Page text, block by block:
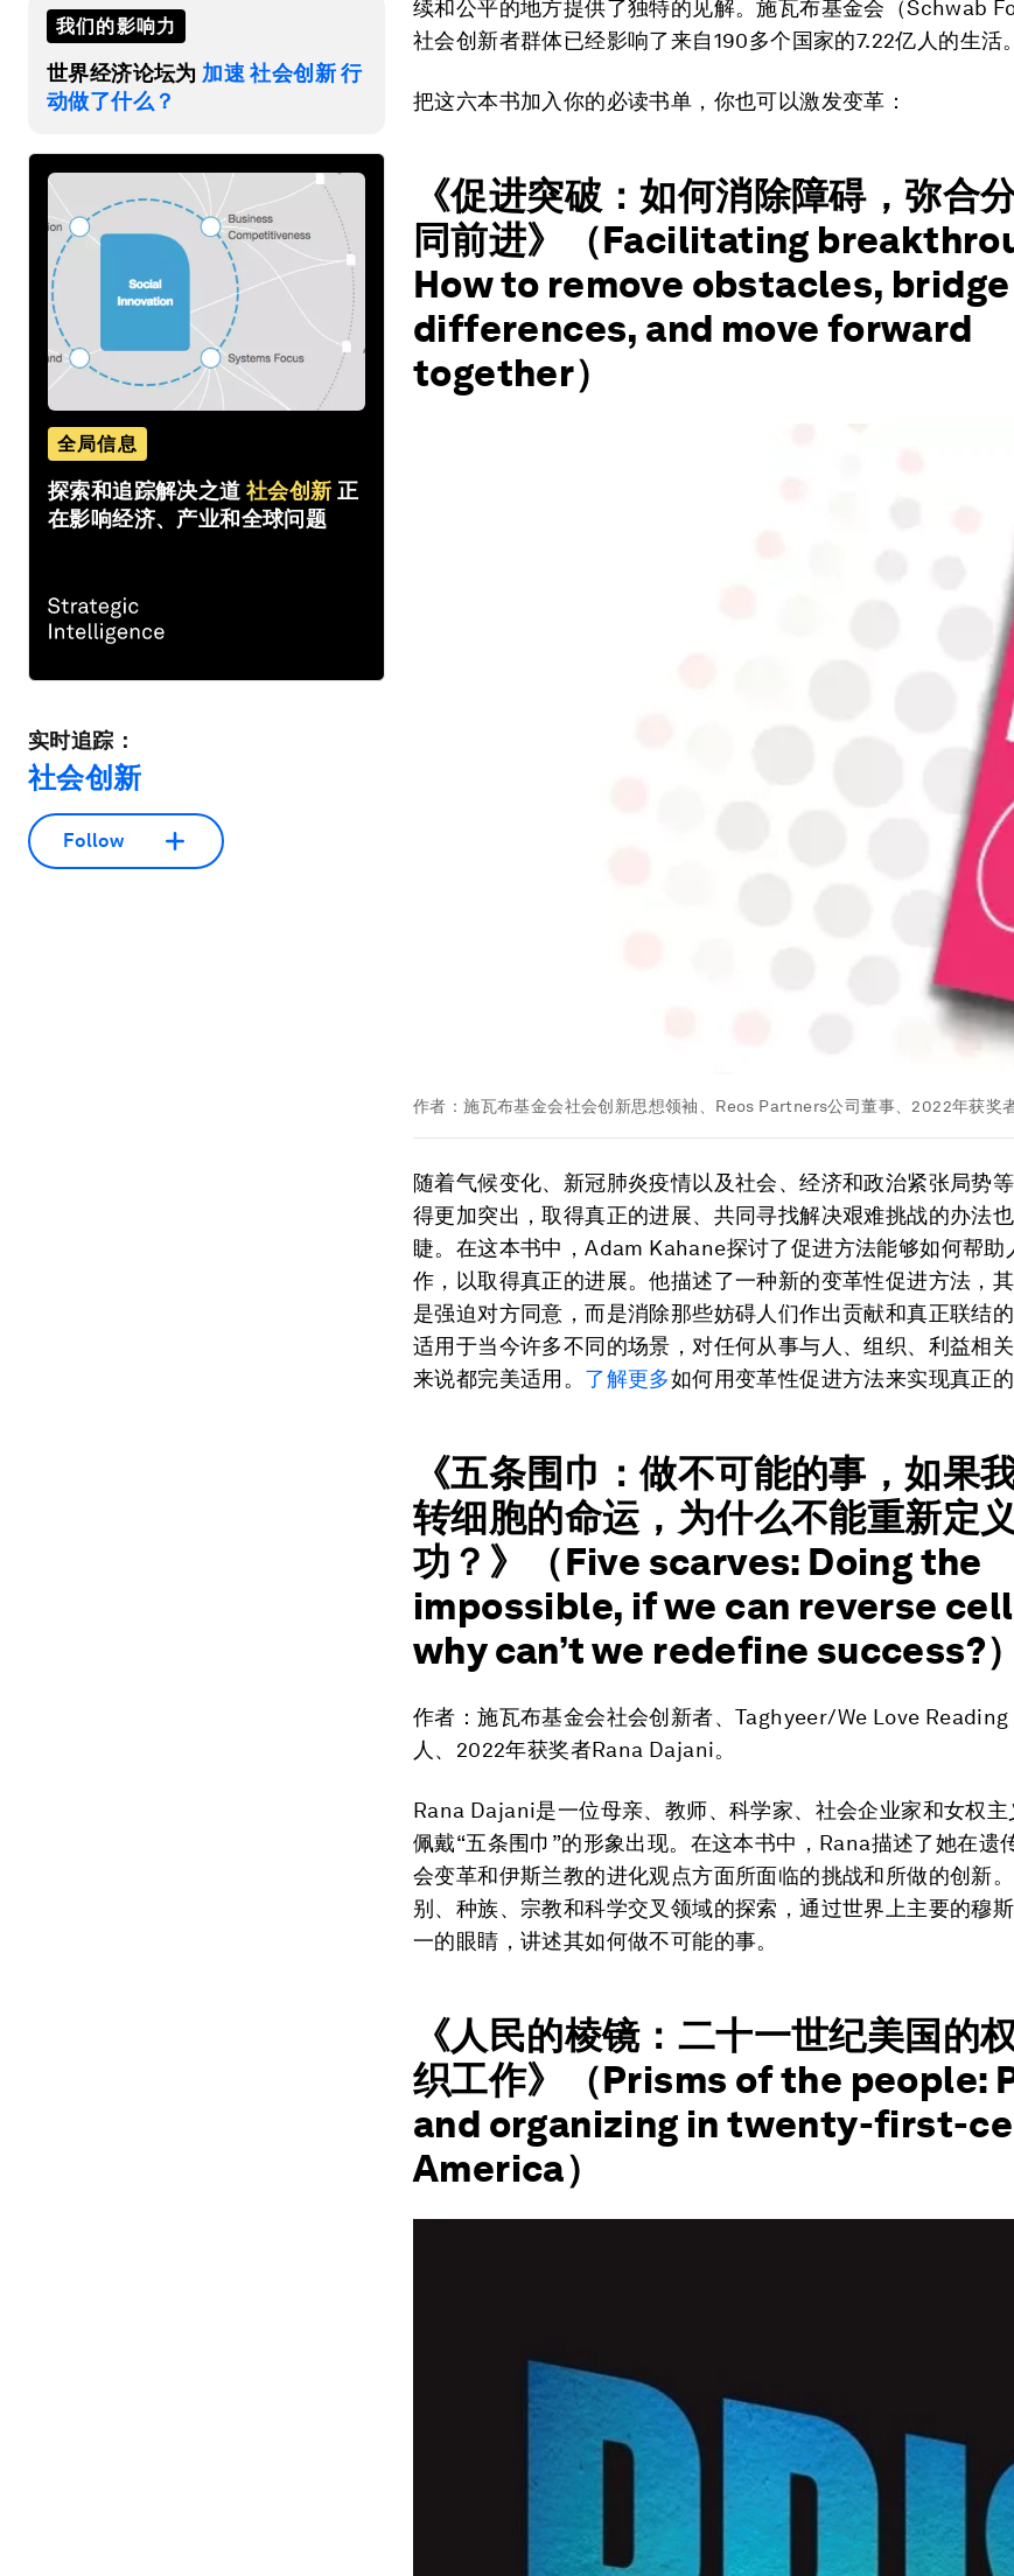
我们的影响力
世界经济论坛为 加速 社会创新 行
动做了什么？
全局信息
探索和追踪解决之道 社会创新 正
在影响经济、产业和全球问题
实时追踪：
社会创新
Follow
续和公平的地方提供了独特的见解。施瓦布基金会（Schwab
社会创新者群体已经影响了来自190多个国家的7.22亿人的生活。
把这六本书加入你的必读书单，你也可以激发变革：
《促进突破：如何消除障碍，弥合
同前进》（Facilitating
How to remove obstacles, bridge
differences, and move forward
together）
作者：施瓦布基金会社会创新思想领袖、Reos Partners公司董事、2022年获奖
随着气候变化、新冠肺炎疫情以及社会、经济和政治紧张局势
得更加突出，取得真正的进展、共同寻找解决艰难挑战的办法
睫。在这本书中，Adam Kahane探讨了促进方法能够如何帮助
作，以取得真正的进展。他描述了一种新的变革性促进方法，
是强迫对方同意，而是消除那些妨碍人们作出贡献和真正联结
适用于当今许多不同的场景，对任何从事与人、组织、利益相
来说都完美适用。 了解更多如何用变革性促进方法来实现真正的
《五条围巾：做不可能的事，如果
转细胞的命运，为什么不能重新定
功？》（Five scarves: Doing the
impossible, if we can reverse
why can’t we redefine success?）
作者：施瓦布基金会社会创新者、Taghyeer/We Love Reading
人、2022年获奖者Rana Dajani。
Rana Dajani是一位母亲、教师、科学家、社会企业家和女权主
佩戴“五条围巾”的形象出现。在这本书中，Rana描述了她在遗
会变革和伊斯兰教的进化观点方面所面临的挑战和所做的创新
别、种族、宗教和科学交叉领域的探索，通过世界上主要的穆
一的眼睛，讲述其如何做不可能的事。
《人民的棱镜：二十一世纪美国的
织工作》（Prisms of the people:
and organizing in twenty-first-
America）